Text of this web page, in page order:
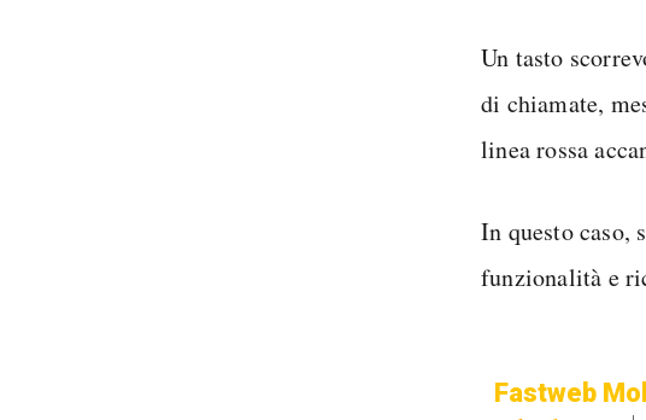
Un tasto
di chiamate,
linea rossa
In questo caso,
funzionalità e
Fastweb